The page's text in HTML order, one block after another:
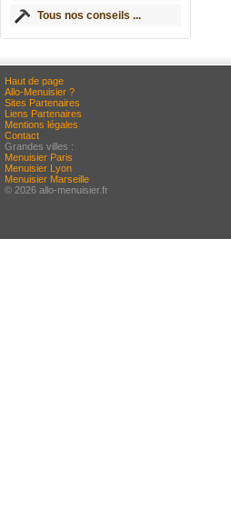
Tous nos conseils ...
Haut de page
Allo-Menuisier ?
Sites Partenaires
Liens Partenaires
Mentions légales
Contact
Grandes villes :
Menuisier Paris
Menuisier Lyon
Menuisier Marseille
© 2026 allo-menuisier.fr